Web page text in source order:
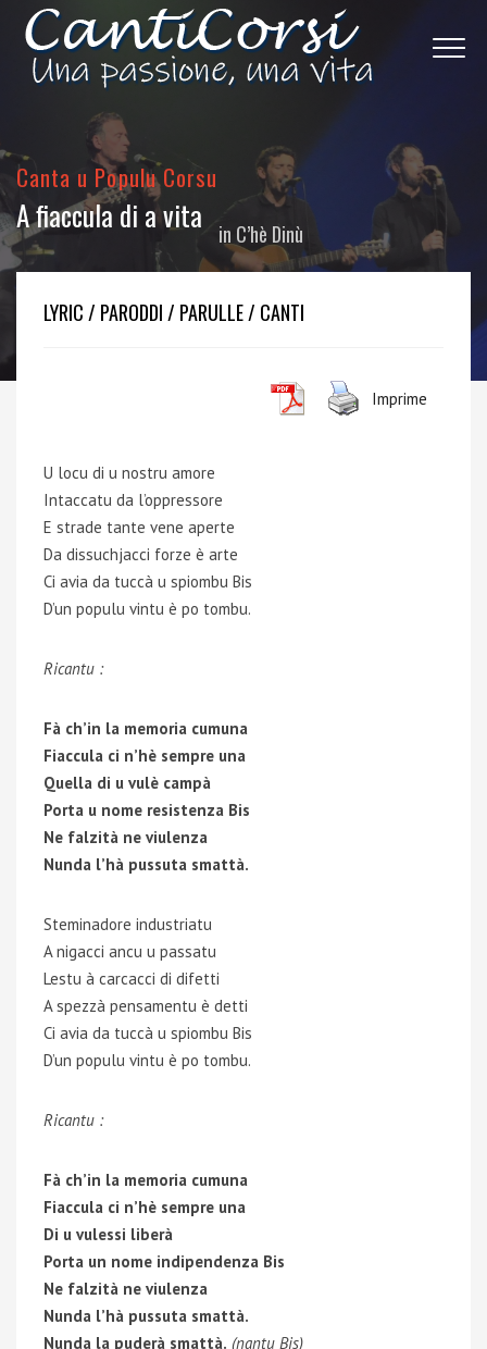
Canta u Populu Corsu
A fiaccula di a vita in C’hè Dinù
LYRIC / PARODDI / PARULLE / CANTI
Imprime
U locu di u nostru amore
Intaccatu da l’oppressore
E strade tante vene aperte
Da dissuchjacci forze è arte
Ci avia da tuccà u spiombu Bis
D’un populu vintu è po tombu.
Ricantu :
Fà ch’in la memoria cumuna
Fiaccula ci n’hè sempre una
Quella di u vulè campà
Porta u nome resistenza Bis
Ne falzità ne viulenza
Nunda l’hà pussuta smattà.
Steminadore industriatu
A nigacci ancu u passatu
Lestu à carcacci di difetti
A spezzà pensamentu è detti
Ci avia da tuccà u spiombu Bis
D’un populu vintu è po tombu.
Ricantu :
Fà ch’in la memoria cumuna
Fiaccula ci n’hè sempre una
Di u vulessi liberà
Porta un nome indipendenza Bis
Ne falzità ne viulenza
Nunda l’hà pussuta smattà.
Nunda la puderà smattà. (nantu Bis)